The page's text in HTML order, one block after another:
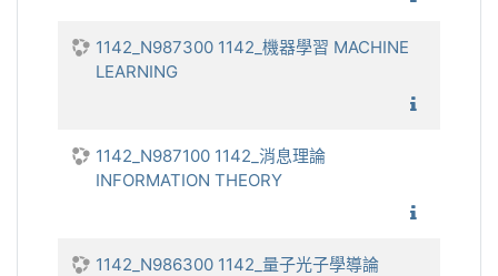
1142_N987300 1142_機器學習 MACHINE
LEARNING
1142_N987100 1142_消息理論
INFORMATION THEORY
1142_N986300 1142_量子光子學導論